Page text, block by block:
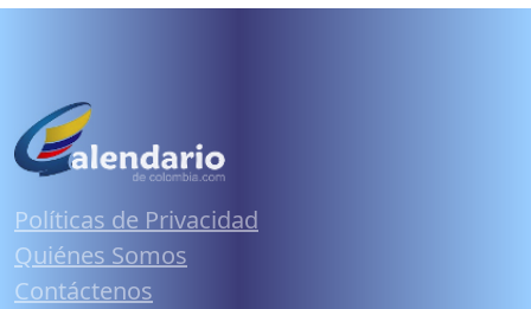
Políticas de Privacidad
Quiénes Somos
Contáctenos